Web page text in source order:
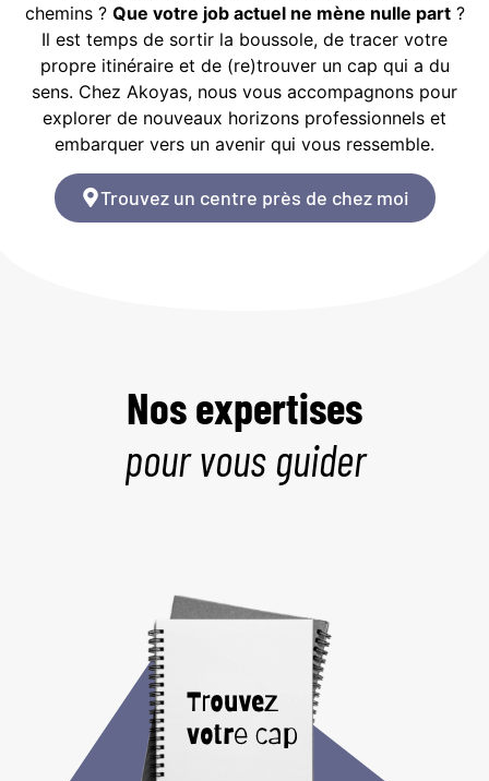
chemins ? Que votre job actuel ne mène nulle part?
Il est temps de sortir la boussole, de tracer votre
propre itinéraire et de (re)trouver un cap qui a du
sens. Chez Akoyas, nous vous accompagnons pour
explorer de nouveaux horizons professionnels et
embarquer vers un avenir qui vous ressemble.
Trouvez un centre près de chez moi
Nos expertises
pour vous guider